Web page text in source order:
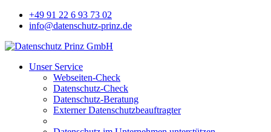
+49 91 22 6 93 73 02
info@datenschutz-prinz.de
Unser Service
Webseiten-Check
Datenschutz-Check
Datenschutz-Beratung
Externer Datenschutzbeauftragter